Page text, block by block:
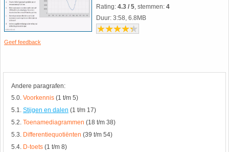
Geef feedback
Rating: 4.3 / 5, stemmen: 4
Duur: 3:58, 6.8MB
Andere paragrafen:
5.0. Voorkennis (1 t/m 5)
5.1. Stijgen en dalen (1 t/m 17)
5.2. Toenamediagrammen (18 t/m 38)
5.3. Differentiequotiënten (39 t/m 54)
5.4. D-toets (1 t/m 8)